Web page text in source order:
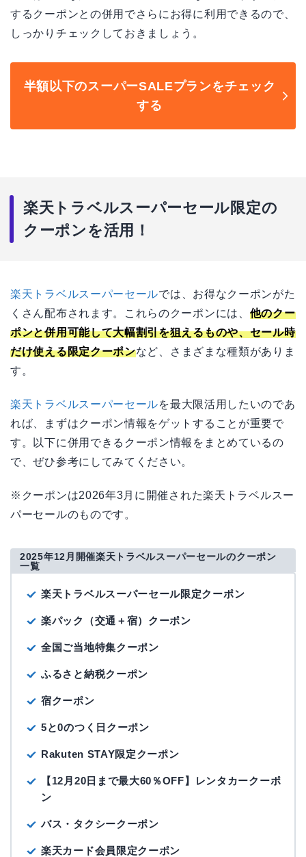
するクーポンとの併用でさらにお得に利用できるので、
しっかりチェックしておきましょう。
半額以下のスーパーSALEプランをチェック
する
楽天トラベルスーパーセール限定の
クーポンを活用！
楽天トラベルスーパーセールでは、お得なクーポンがた
くさん配布されます。これらのクーポンには、 他のクー
ポンと併用可能して大幅割引を狙えるものや、セール時
だけ使える限定クーポンなど、さまざまな種類がありま
す。
楽天トラベルスーパーセールを最大限活用したいのであ
れば、まずはクーポン情報をゲットすることが重要で
す。以下に併用できるクーポン情報をまとめているの
で、ぜひ参考にしてみてください。
※クーポンは2026年3月に開催された楽天トラベルスー
パーセールのものです。
2025年12月開催楽天トラベルスーパーセールのクーポン
一覧
楽天トラベルスーパーセール限定クーポン
楽パック（交通＋宿）クーポン
全国ご当地特集クーポン
ふるさと納税クーポン
宿クーポン
5と0のつく日クーポン
Rakuten STAY限定クーポン
【12月20日まで最大60％OFF】レンタカークーポ
ン
バス・タクシークーポン
楽天カード会員限定クーポン